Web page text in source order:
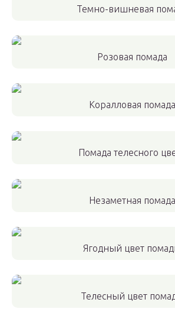
Темно-вишневая
Розовая помада
Коралловая помада
Помада телесного
Незаметная помада
Ягодный цвет
Телесный цвет